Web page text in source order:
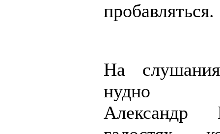
пробавляться.
На
нудно